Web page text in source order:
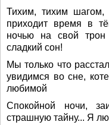
Тихим, тихим
приходит время в
ночью на свой трон
сладкий сон!
Мы только что
увидимся во сне,
любимой
Спокойной ночи,
страшную тайну... Я